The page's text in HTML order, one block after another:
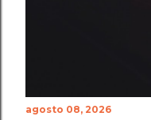
agosto 08, 2026